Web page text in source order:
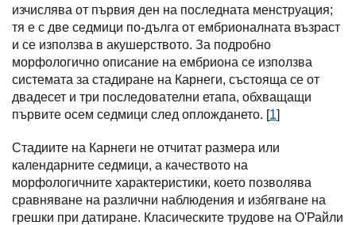
изчислява от първия ден на последната менструация;
тя е с две седмици по-дълга от ембрионалната възраст
и се използва в акушерството. За подробно
морфологично описание на ембриона се използва
системата за стадиране на Карнеги, състояща се от
двадесет и три последователни етапа, обхващащи
първите осем седмици след оплождането. [1]
Стадиите на Карнеги не отчитат размера или
календарните седмици, а качеството на
морфологичните характеристики, което позволява
сравняване на различни наблюдения и избягване на
грешки при датиране. Класическите трудове на О'Райли